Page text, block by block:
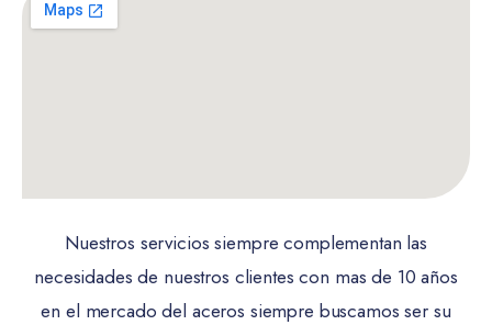
Nuestros servicios siempre complementan las
necesidades de nuestros clientes con mas de 10 años
en el mercado del aceros siempre buscamos ser su